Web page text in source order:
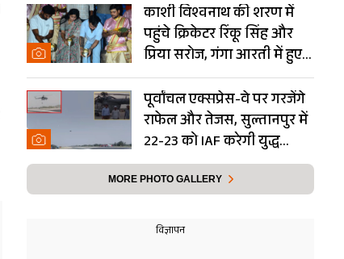
काशी विश्वनाथ की शरण में
पहुंचे क्रिकेटर रिंकू सिंह और
प्रिया सरोज, गंगा आरती में हुए
शामिल- Photos
पूर्वांचल एक्सप्रेस-वे पर गरजेंगे
राफेल और तेजस, सुल्तानपुर में
22-23 को IAF करेगी युद्ध
अभ्यास
MORE PHOTO GALLERY